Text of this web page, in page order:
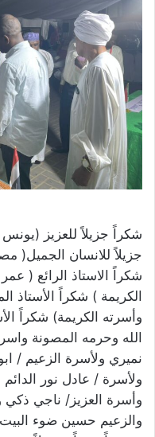
شكراً جزيلاً للعزيز
جزيلاً للانسان الجميل(
شكراً الاستاذ الرائع (
الكريمة ) شكراً الأستاذ
وأسرته الكريمة) شكراً
الله وحرمه المصونة
نميري ولأسرة الزعيم /
ولأسرة / عادل نور
وأسرة العزيز/ ناجي
والزعيم حسين ضوء البيت